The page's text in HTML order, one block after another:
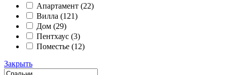
Апартамент (22)
Вилла (121)
Дом (29)
Пентхаус (3)
Поместье (12)
Закрыть